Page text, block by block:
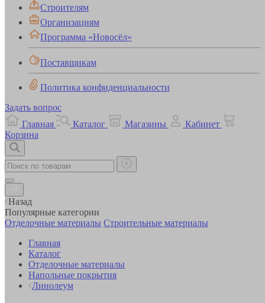
Строителям
Организациям
Программа «Новосёл»
Поставщикам
Политика конфиденциальности
Задать вопрос
Главная
Каталог Магазины
Кабинет
Корзина
Назад
Популярные категории
Отделочные материалы Строительные материалы
Главная
Каталог
Отделочные материалы
Напольные покрытия
Линолеум